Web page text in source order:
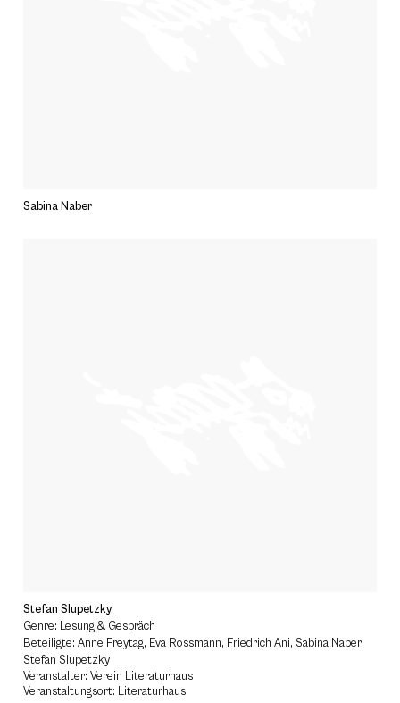
Sabina Naber
Stefan Slupetzky
Genre: Lesung & Gespräch
Beteiligte: Anne Freytag, Eva Rossmann, Friedrich Ani, Sabina Naber,
Stefan Slupetzky
Veranstalter: Verein Literaturhaus
Veranstaltungsort: Literaturhaus